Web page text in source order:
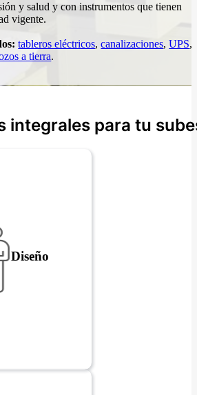
y salud y con instrumentos que tienen
vigente.
tableros eléctricos,canalizaciones,UPS,
a tierra.
integrales para tu
Diseño